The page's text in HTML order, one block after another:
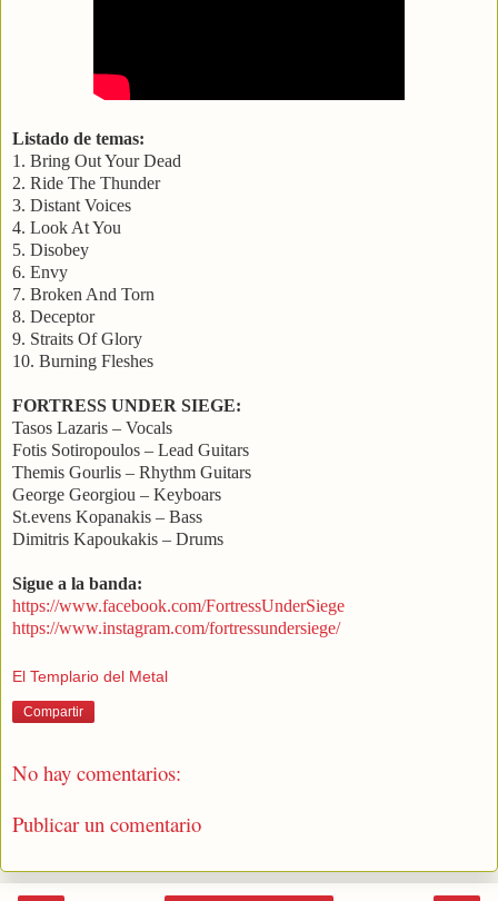
Listado de temas:
1. Bring Out Your Dead
2. Ride The Thunder
3. Distant Voices
4. Look At You
5. Disobey
6. Envy
7. Broken And Torn
8. Deceptor
9. Straits Of Glory
10. Burning Fleshes
FORTRESS UNDER SIEGE:
Tasos Lazaris – Vocals
Fotis Sotiropoulos – Lead Guitars
Themis Gourlis – Rhythm Guitars
George Georgiou – Keyboars
St.evens Kopanakis – Bass
Dimitris Kapoukakis – Drums
Sigue a la banda:
https://www.facebook.com/FortressUnderSiege
https://www.instagram.com/fortressundersiege/
El Templario del Metal
Compartir
No hay comentarios:
Publicar un comentario